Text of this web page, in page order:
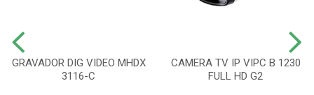
GRAVADOR DIG VIDEO MHDX
3116-C
CAMERA TV IP VIPC B 1230
FULL HD G2